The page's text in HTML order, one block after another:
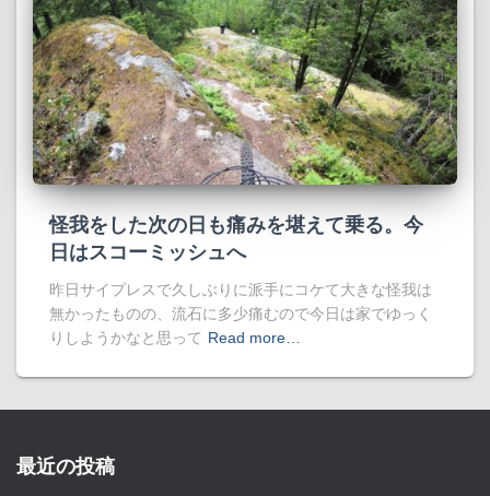
怪我をした次の日も痛みを堪えて乗る。今
日はスコーミッシュへ
昨日サイプレスで久しぶりに派手にコケて大きな怪我は
無かったものの、流石に多少痛むので今日は家でゆっく
りしようかなと思って Read more…
最近の投稿